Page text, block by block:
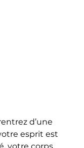
d’une
esprit est
votre corps